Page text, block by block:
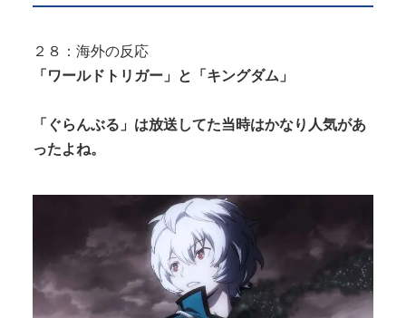
２８：海外の反応
「ワールドトリガー」と「キングダム」
「ぐらんぶる」は放送してた当時はかなり人気があ
ったよね。